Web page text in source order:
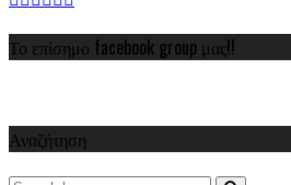
Το επίσημο facebook group μας!!
Αναζήτηση